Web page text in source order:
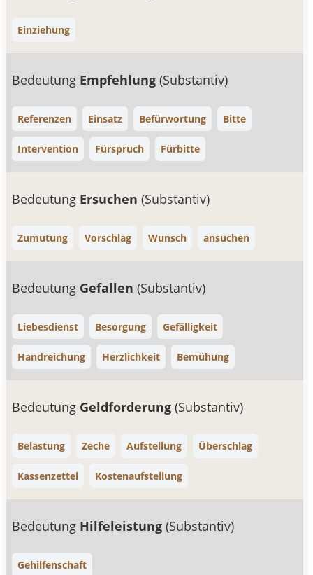
Einziehung
Bedeutung Empfehlung(Substantiv)
Referenzen Einsatz Befürwortung Bitte
Intervention Fürspruch Fürbitte
Bedeutung Ersuchen(Substantiv)
Zumutung Vorschlag Wunsch ansuchen
Bedeutung Gefallen(Substantiv)
Liebesdienst Besorgung Gefälligkeit
Handreichung Herzlichkeit Bemühung
Bedeutung Geldforderung(Substantiv)
Belastung Zeche Aufstellung Überschlag
Kassenzettel Kostenaufstellung
Bedeutung Hilfeleistung(Substantiv)
Gehilfenschaft